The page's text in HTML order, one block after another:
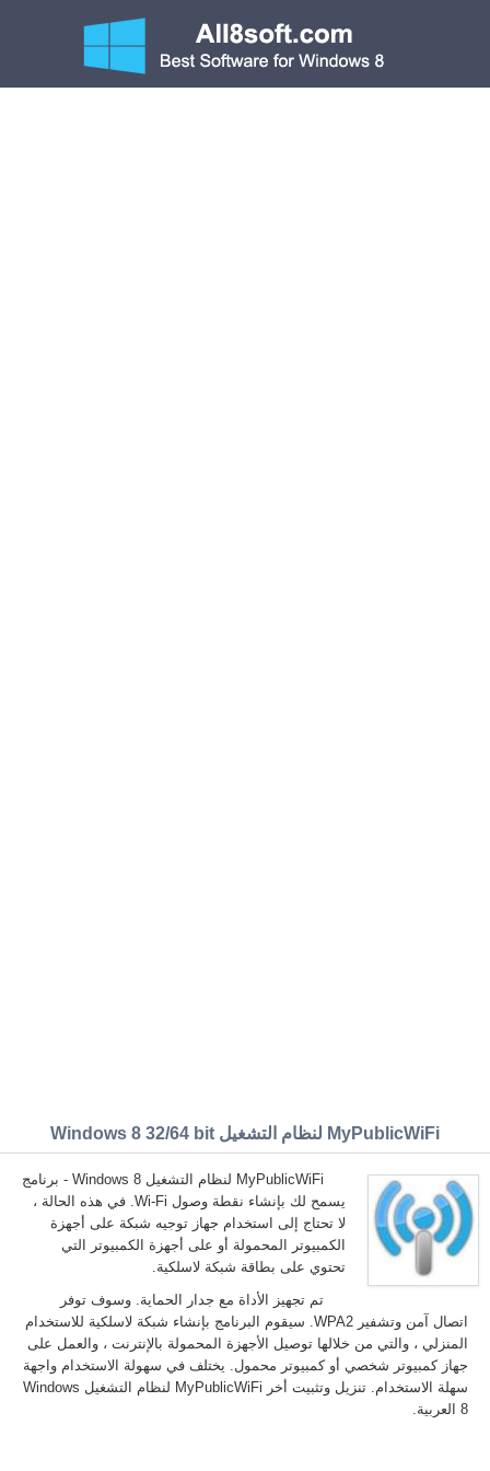
MyPublicWiFi لنظام التشغيل Windows 8 32/64 bit
MyPublicWiFi لنظام التشغيل Windows 8 - برنامج
يسمح لك بإنشاء نقطة وصول Wi-Fi. في هذه الحالة ،
لا تحتاج إلى استخدام جهاز توجيه شبكة على أجهزة
الكمبيوتر المحمولة أو على أجهزة الكمبيوتر التي
تحتوي على بطاقة شبكة لاسلكية.
تم تجهيز الأداة مع جدار الحماية. وسوف توفر
اتصال آمن وتشفير WPA2. سيقوم البرنامج بإنشاء شبكة لاسلكية للاستخدام
المنزلي ، والتي من خلالها توصيل الأجهزة المحمولة بالإنترنت ، والعمل على
جهاز كمبيوتر شخصي أو كمبيوتر محمول. يختلف في سهولة الاستخدام واجهة
سهلة الاستخدام. تنزيل وتثبيت أخر MyPublicWiFi لنظام التشغيل Windows